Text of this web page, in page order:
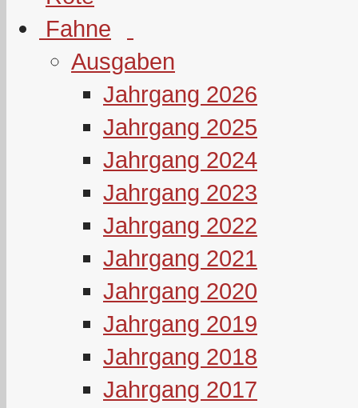
Ausgaben
Jahrgang 2026
Jahrgang 2025
Jahrgang 2024
Jahrgang 2023
Jahrgang 2022
Jahrgang 2021
Jahrgang 2020
Jahrgang 2019
Jahrgang 2018
Jahrgang 2017